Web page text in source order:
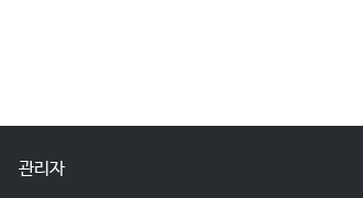
관리자